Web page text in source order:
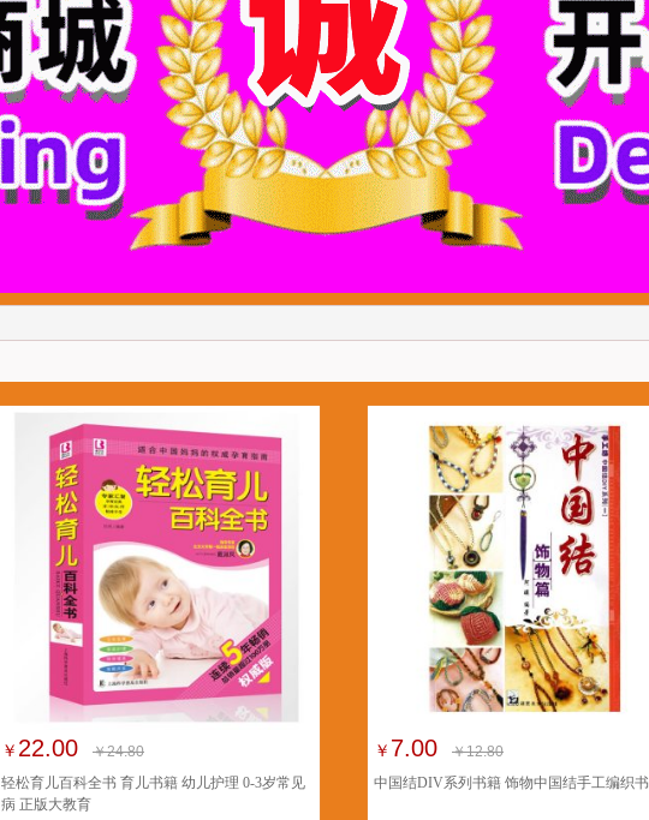
￥ 22.00
￥24.80
轻松育儿百科全书 育儿书籍 幼儿护理 0-3岁常见
病 正版大教育
￥ 7.00
￥12.80
中国结DIV系列书籍 饰物中国结手工编织书